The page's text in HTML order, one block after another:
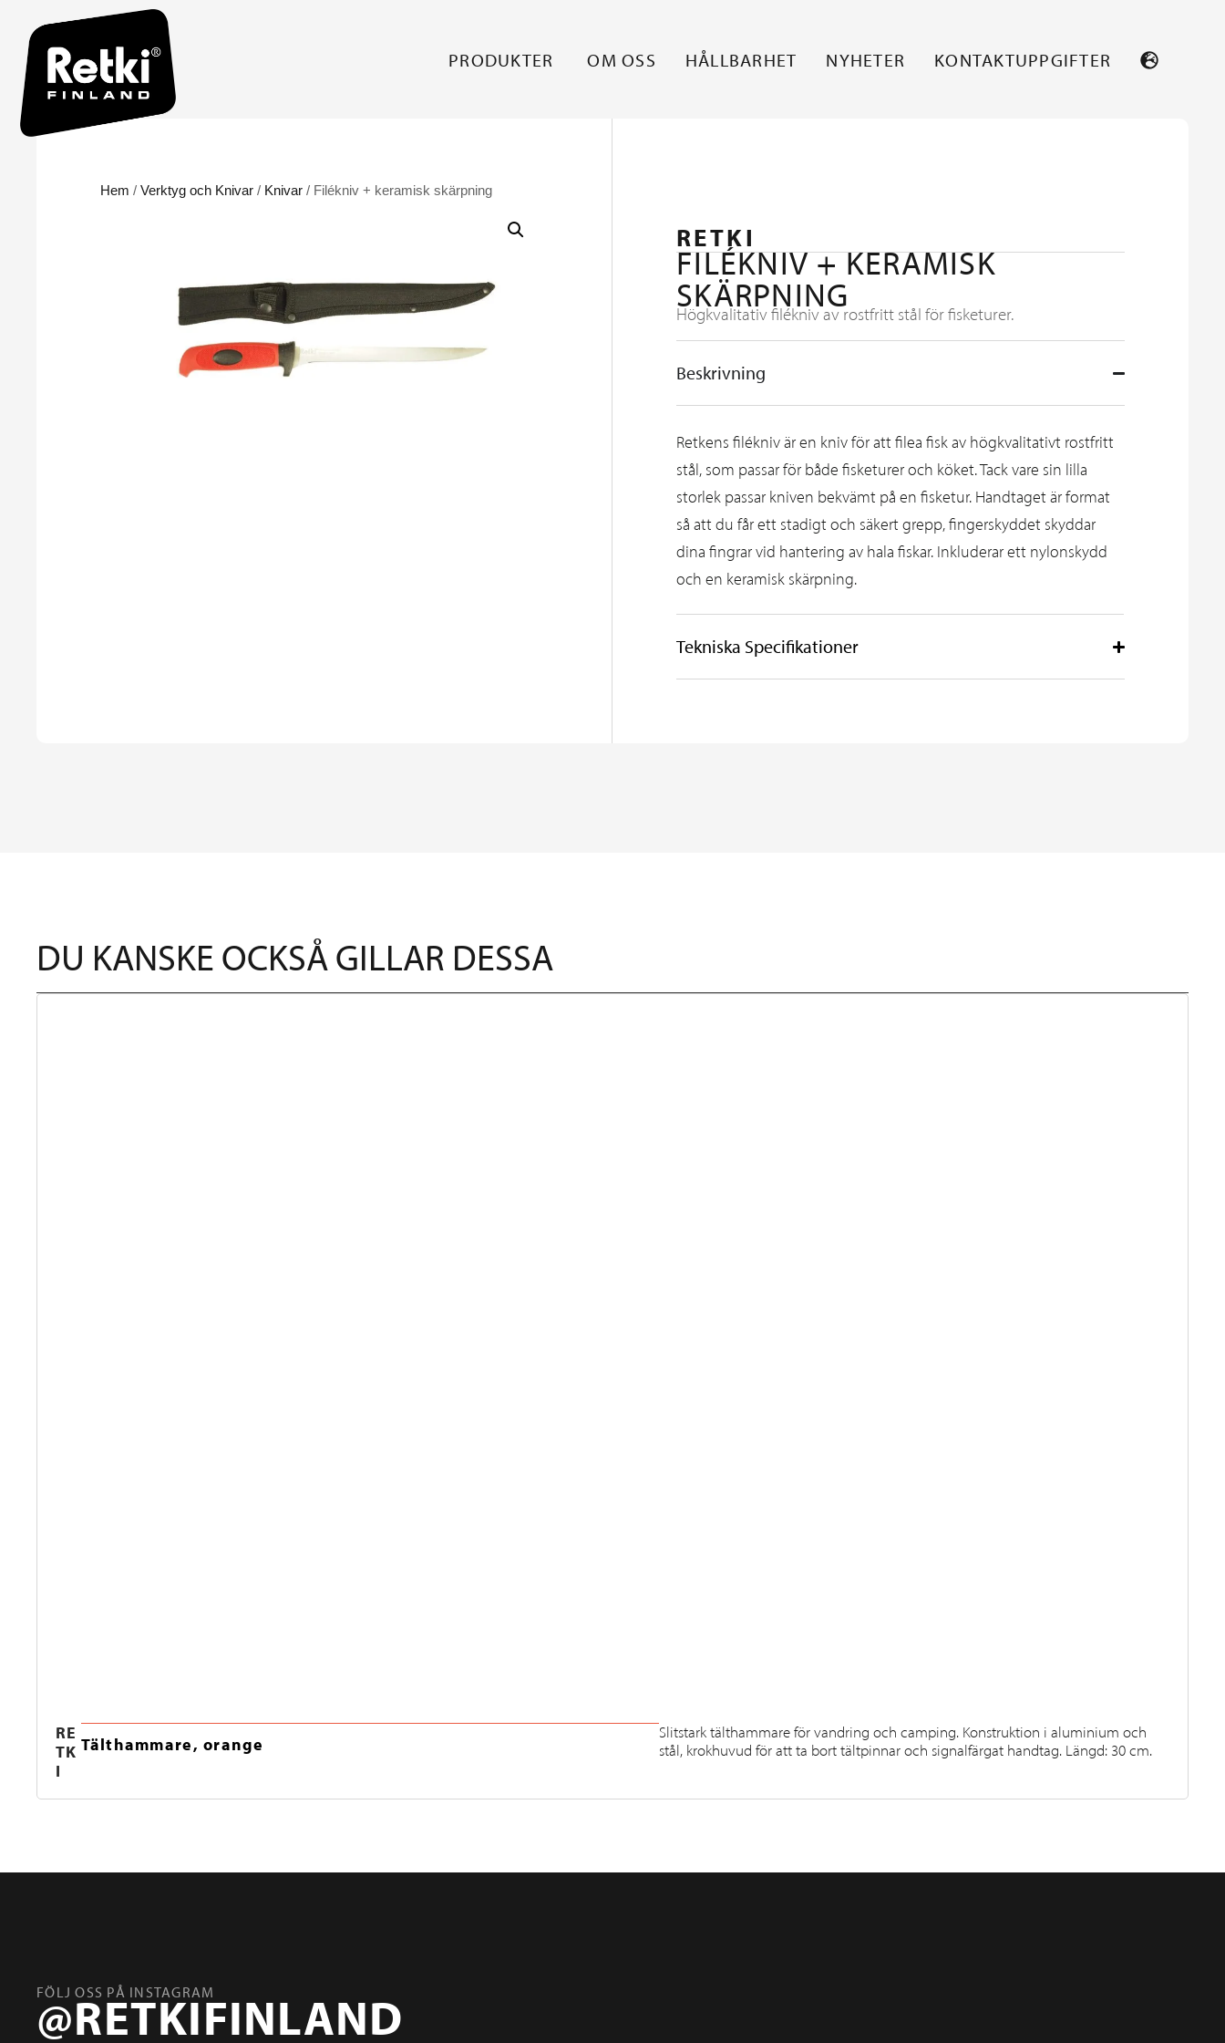
PRODUKTER OM OSS HÅLLBARHET NYHETER KONTAKTUPPGIFTER
Hem / Verktyg och Knivar / Knivar / Filékniv + keramisk skärpning
RETKI
FILÉKNIV + KERAMISK
SKÄRPNING
Högkvalitativ filékniv av rostfritt stål för fisketurer.
Beskrivning
Retkens filékniv är en kniv för att filea fisk av högkvalitativt rostfritt
stål, som passar för både fisketurer och köket. Tack vare sin lilla
storlek passar kniven bekvämt på en fisketur. Handtaget är format
så att du får ett stadigt och säkert grepp, fingerskyddet skyddar
dina fingrar vid hantering av hala fiskar. Inkluderar ett nylonskydd
och en keramisk skärpning.
Tekniska Specifikationer
DU KANSKE OCKSÅ GILLAR DESSA
RE
TK
I
Tälthammare, orange
Slitstark tälthammare för vandring och camping. Konstruktion i aluminium och
stål, krokhuvud för att ta bort tältpinnar och signalfärgat handtag. Längd: 30 cm.
FÖLJ OSS PÅ INSTAGRAM
@RETKIFINLAND